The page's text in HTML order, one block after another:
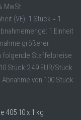
MwSt.
(VE): 1 Stück = 1
1 Einheit
größerer
folgende Staffelpreise
Stück 2,49 EUR/Stück
von 100 Stück
405 10 x 1 kg